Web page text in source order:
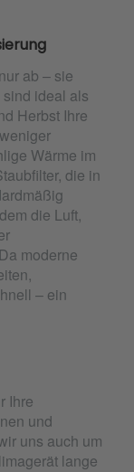
ab – sie
ideal als
Herbst Ihre
Wärme im
die in
die Luft,
moderne
– ein
Ihre
und
uns auch um
lange